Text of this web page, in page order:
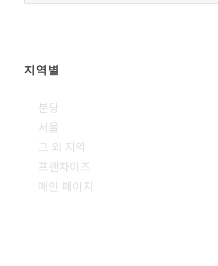
지역별
분당
서울
그 외 지역
프랜차이즈
메인 페이지